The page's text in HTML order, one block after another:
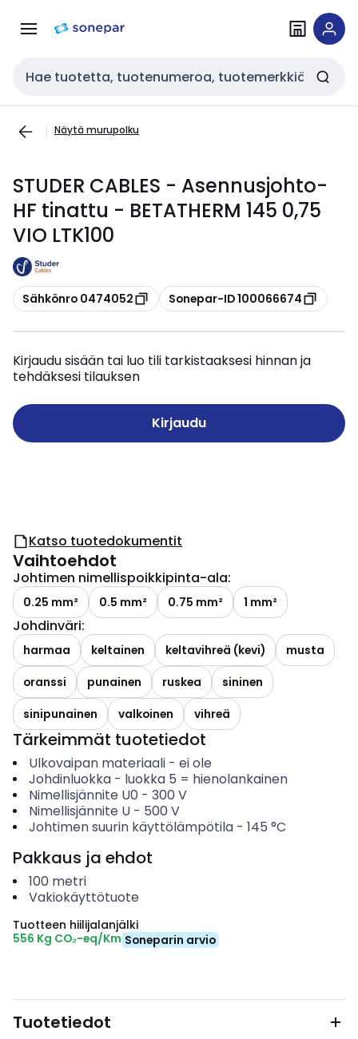
navigointiinsisältöön
Haku
Näytä murupolku
STUDER CABLES - Asennusjohto-
HF tinattu - BETATHERM 145 0,75
VIO LTK100
Kopioi
Sähkönro 0474052 Kopioi
Sonepar-ID 100066674
Kirjaudu sisään tai luo tili tarkistaaksesi hinnan ja
tehdäksesi tilauksen
Kirjaudu
Katso tuotedokumentit
Vaihtoehdot
Johtimen nimellispoikkipinta-ala:
0.25 mm² 0.5 mm² 0.75 mm² 1 mm²
Johdinväri:
harmaa keltainen keltavihreä (kevi)
musta
oranssi
punainen ruskea
sininen
sinipunainen
valkoinen vihreä
Tärkeimmät tuotetiedot
Ulkovaipan materiaali- ei ole
Johdinluokka- luokka 5 = hienolankainen
Nimellisjännite U0 - 300 V
Nimellisjännite U- 500 V
Johtimen suurin käyttölämpötila- 145 °C
Pakkaus ja ehdot
100 metri
Vakiokäyttötuote
Tuotteen hiilijalanjälki
556 Kg CO₂-eq/Km Soneparin arvio
Tuotetiedot